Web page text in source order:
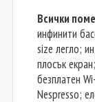
Всички
инфинити
size легло;
плосък
безплатен
Nespresso;